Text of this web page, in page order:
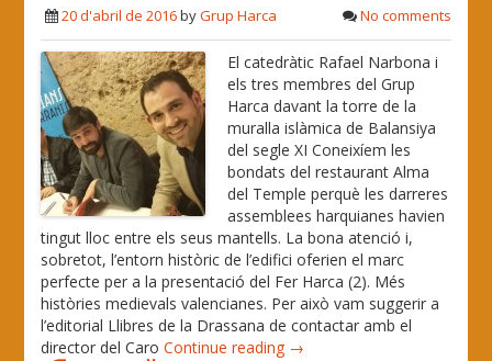
20 d'abril de 2016byGrup Harca No comments
El catedràtic Rafael Narbona i
els tres membres del Grup
Harca davant la torre de la
muralla islàmica de Balansiya
del segle XI Coneixíem les
bondats del restaurant Alma
del Temple perquè les darreres
assemblees harquianes havien
tingut lloc entre els seus mantells. La bona atenció i,
sobretot, l’entorn històric de l’edifici oferien el marc
perfecte per a la presentació del Fer Harca (2). Més
històries medievals valencianes. Per això vam suggerir a
l’editorial Llibres de la Drassana de contactar amb el
director del CaroContinue reading →